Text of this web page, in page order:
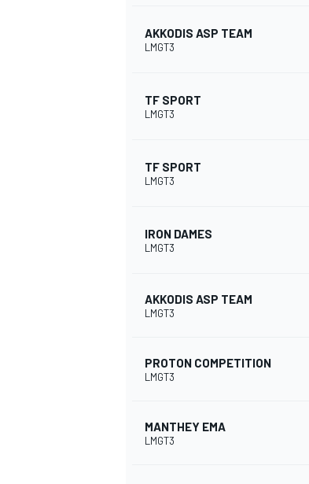
AKKODIS ASP TEAM
LMGT3
TF SPORT
LMGT3
TF SPORT
LMGT3
IRON DAMES
LMGT3
AKKODIS ASP TEAM
LMGT3
PROTON COMPETITION
LMGT3
MANTHEY EMA
LMGT3